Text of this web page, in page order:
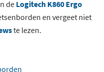
de Logitech K860 Ergo
en vergeet niet
te lezen.